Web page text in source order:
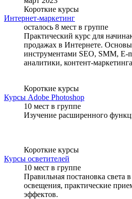
Короткие курсы
Интернет-маркетинг
осталось 8 мест в группе
Практический курс для
продажах в Интернете.
инструментами SEO, SMM, E-
аналитики, контент-
Короткие курсы
Курсы Adobe Photoshop
10 мест в группе
Изучение расширенного
Короткие курсы
Курсы осветителей
10 мест в группе
Правильная постановка света
освещения, практические
эффектов.